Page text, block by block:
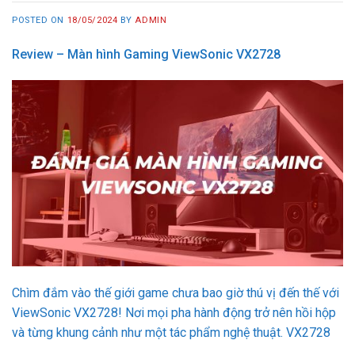
POSTED ON 18/05/2024 BY ADMIN
Review – Màn hình Gaming ViewSonic VX2728
Chìm đắm vào thế giới game chưa bao giờ thú vị đến thế với
ViewSonic VX2728! Nơi mọi pha hành động trở nên hồi hộp
và từng khung cảnh như một tác phẩm nghệ thuật. VX2728